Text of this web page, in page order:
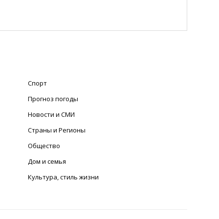
Спорт
Прогноз погоды
Новости и СМИ
Страны и Регионы
Общество
Дом и семья
Культура, стиль жизни